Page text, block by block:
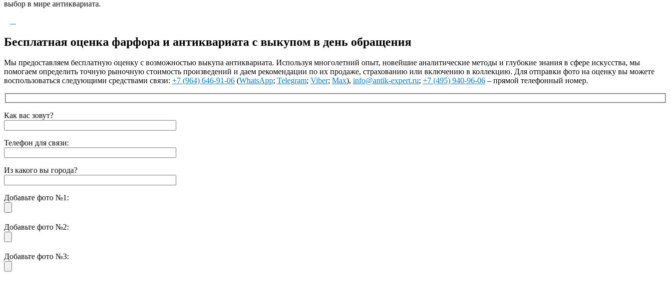
выбор в мире антиквариата.
Бесплатная оценка фарфора и антиквариата с выкупом в день обращения
Мы предоставляем бесплатную оценку с возможностью выкупа антиквариата. Используя многолетний опыт, новейшие аналитические методы и глубокие знания в сфере искусства, мы
помогаем определить точную рыночную стоимость произведений и даем рекомендации по их продаже, страхованию или включению в коллекцию. Для отправки фото на оценку вы можете
воспользоваться следующими средствами связи: +7 (964) 646-91-06 (WhatsApp; Telegram; Viber; Max), info@antik-expert.ru; +7 (495) 940-96-06 – прямой телефонный номер.
Как вас зовут?
Телефон для связи:
Из какого вы города?
Добавьте фото №1:
Добавьте фото №2:
Добавьте фото №3: